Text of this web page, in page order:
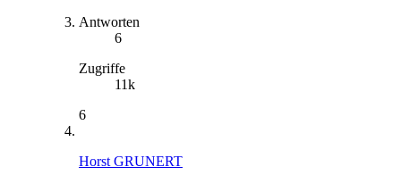
Antworten
6
Zugriffe
11k
6
Horst GRUNERT